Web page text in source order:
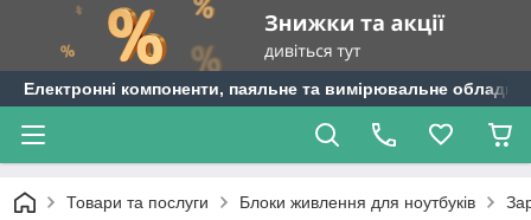
Електронні компоненти, паяльне та вимірювальне
Товари та послуги Блоки живлення для ноутбуків